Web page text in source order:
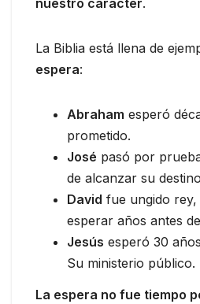
nuestro carácter.
La Biblia está llena de
espera:
Abraham esperó
prometido.
José pasó por
de alcanzar su
David fue ungido
esperar años antes
Jesús esperó 30
Su ministerio público.
La espera no fue tiempo